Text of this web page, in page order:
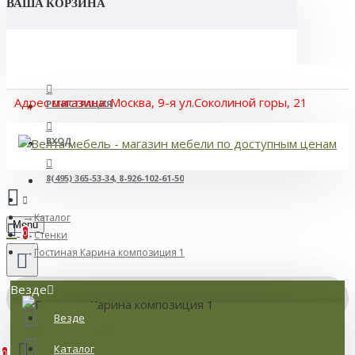
РЕГИСТРАЦИЯ
ВХОД
8(495) 365-53-34, 8-926-102-61-50
Адрес магазина: Москва, 9-я ул.Соколиной горы, 21
Menu
0
Везде
Везде
Каталог
Товаров: 0 (0 р.)
Каталог
Стенки
Гостиная Карина композиция 1